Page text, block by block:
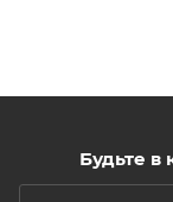
Будьте в